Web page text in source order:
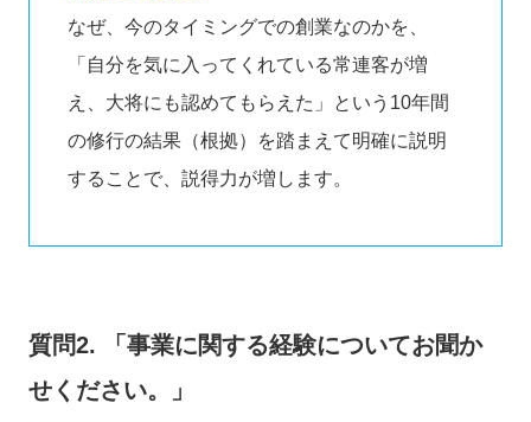
なぜ、今のタイミングでの創業なのかを、
「自分を気に入ってくれている常連客が増
え、大将にも認めてもらえた」という10年間
の修行の結果（根拠）を踏まえて明確に説明
することで、説得力が増します。
質問2. 「事業に関する経験についてお聞か
せください。」